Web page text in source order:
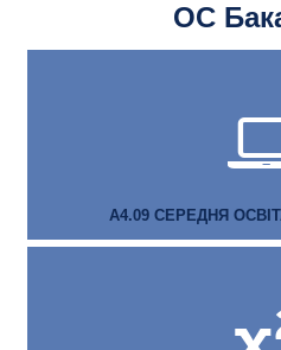
ОС
А4.09 СЕРЕДНЯ